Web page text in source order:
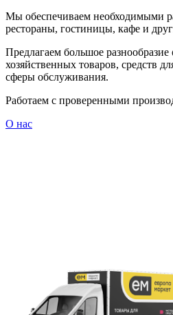
Мы обеспечиваем необходимыми
рестораны, гостиницы, кафе и
Предлагаем большое
хозяйственных товаров, средств
сферы обслуживания.
Работаем с проверенными
О нас